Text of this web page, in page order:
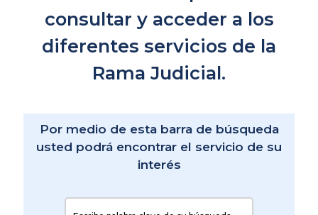
consultar y acceder a los
diferentes servicios de la
Rama Judicial.
Por medio de esta barra de búsqueda
usted podrá encontrar el servicio de su
interés